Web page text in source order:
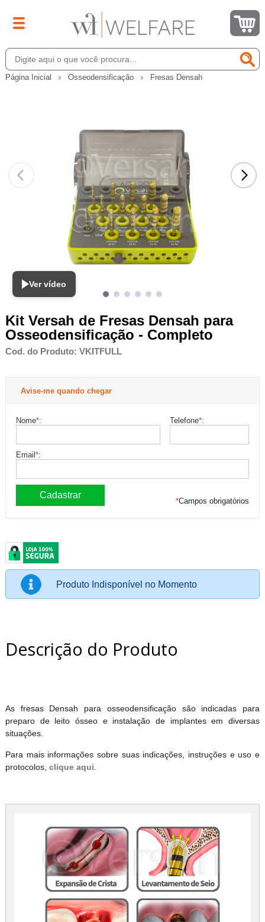
Página Inicial Osseodensificação Fresas Densah
Ver vídeo
Kit Versah de Fresas Densah para
Osseodensificação - Completo
Cod. do Produto: VKITFULL
Avise-me quando chegar
Nome*: Telefone*:
Email*:
*Campos obrigatórios
Produto Indisponível no Momento
Descrição do Produto
As fresas Densah para osseodensificação são indicadas para
preparo de leito ósseo e instalação de implantes em diversas
situações.
Para mais informações sobre suas indicações, instruções e uso e
protocolos, clique aqui